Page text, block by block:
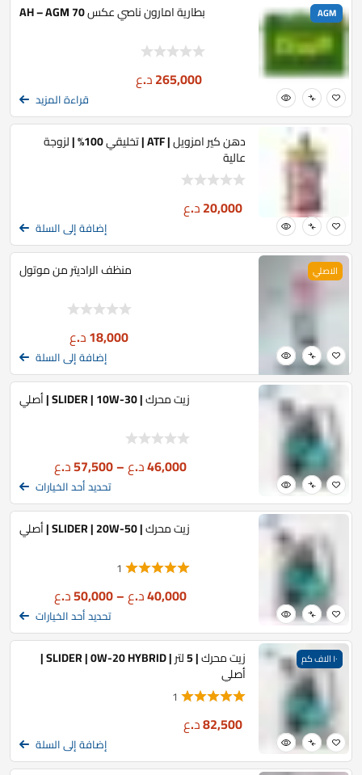
AGM بطارية امارون ناصي عكس 70 AH – AGM
265,000د.ع
قراءة المزيد
دهن كير امزويل | ATF | تخليقي 100% | لزوجة
عالية
20,000د.ع
إضافة إلى السلة
الاصلي منظف الراديتر من موتول
18,000د.ع
إضافة إلى السلة
زيت محرك | SLIDER | 10W-30 | أصلي
46,000د.ع–
57,500د.ع
تحديد أحد الخيارات
زيت محرك | SLIDER | 20W-50 | أصلي
1
40,000د.ع–
50,000د.ع
تحديد أحد الخيارات
ضمان١٠ الاف كم زيت محرك | 5 لتر | SLIDER | 0W-20 HYBRID |
أصلي
1
82,500د.ع
إضافة إلى السلة